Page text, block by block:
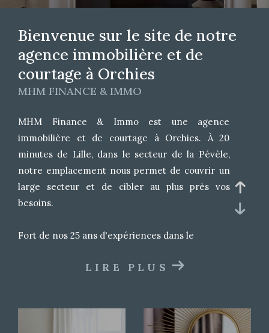
Bienvenue sur le site de notre
agence immobilière et de
courtage à Orchies
MHM FINANCE & IMMO
MHM Finance & Immo est une agence
immobilière et de courtage à Orchies. À 20
minutes de Lille, dans le secteur de la Pévèle,
notre emplacement nous permet de couvrir un
large secteur et de cibler au plus près vos
besoins.
Fort de nos 25 ans d'expériences dans le
nous nous impliquons pleinement dans
LIRE PLUS